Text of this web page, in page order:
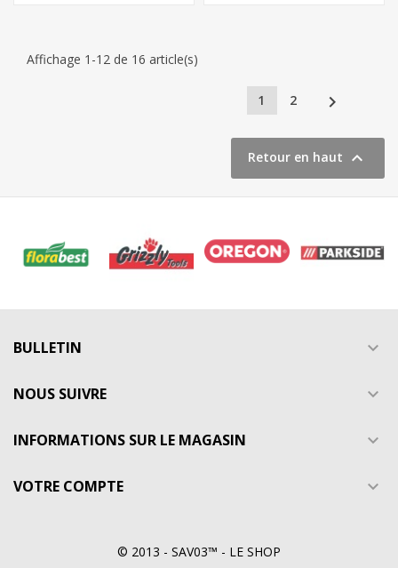
Affichage 1-12 de 16 article(s)
1 2 
Retour en haut 
BULLETIN 
NOUS SUIVRE 
INFORMATIONS SUR LE MAGASIN 
VOTRE COMPTE 
© 2013 - SAV03™ - LE SHOP